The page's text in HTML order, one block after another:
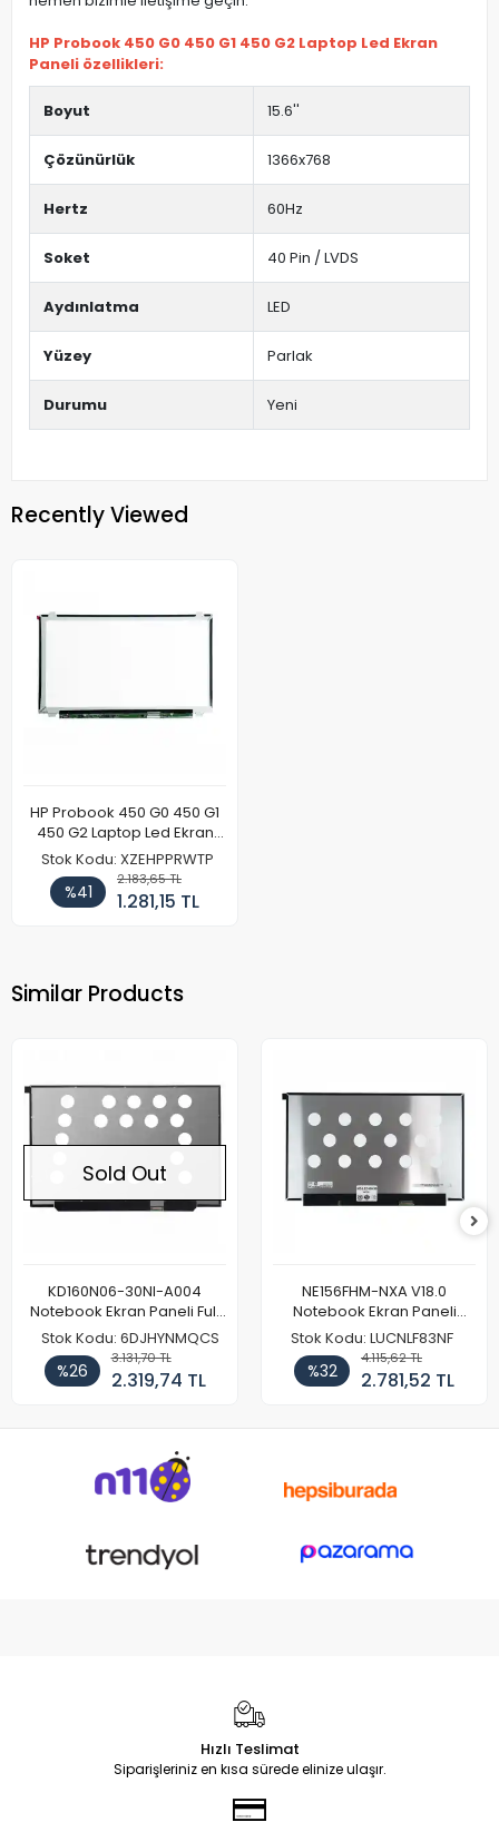
HP Probook 450 G0 450 G1 450 G2 Laptop Led Ekran
Paneli özellikleri:
Boyut 15.6''
Çözünürlük 1366x768
Hertz 60Hz
Soket 40 Pin / LVDS
Aydınlatma LED
Yüzey Parlak
Durumu Yeni
Recently Viewed
HP Probook 450 G0 450 G1
450 G2 Laptop Led Ekran
Paneli
Stok Kodu: XZEHPPRWTP
%41
2.183,65 TL
1.281,15 TL
Similar Products
Sold Out
KD160N06-30NI-A004
Notebook Ekran Paneli Full
HD
Stok Kodu: 6DJHYNMQCS
%26
3.131,70 TL
2.319,74 TL
NE156FHM-NXA V18.0
Notebook Ekran Paneli
144Hz
Stok Kodu: LUCNLF83NF
%32
4.115,62 TL
2.781,52 TL
Hızlı Teslimat
Siparişleriniz en kısa sürede elinize ulaşır.